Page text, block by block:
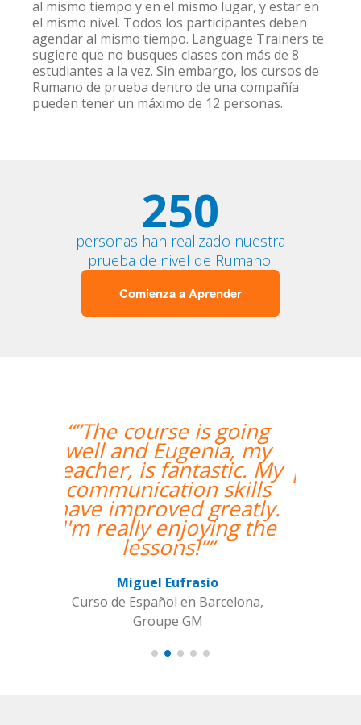
al mismo tiempo y en el mismo lugar, y estar en
el mismo nivel. Todos los participantes deben
agendar al mismo tiempo. Language Trainers te
sugiere que no busques clases con más de 8
estudiantes a la vez. Sin embargo, los cursos de
Rumano de prueba dentro de una compañía
pueden tener un máximo de 12 personas.
250
personas han realizado nuestra
prueba de nivel de Rumano.
Comienza a Aprender
“”Me han encontrado
un profesor nativo y
pude disfrutar de mis
clases de Swahili.””
Alexandra Keller
Curso de Swahili en Madrid